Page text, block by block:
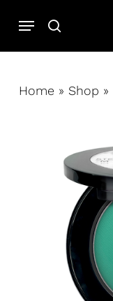
contenuto
cerca
Menu
Home » Shop »